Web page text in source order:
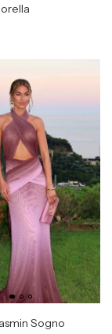
Sogno